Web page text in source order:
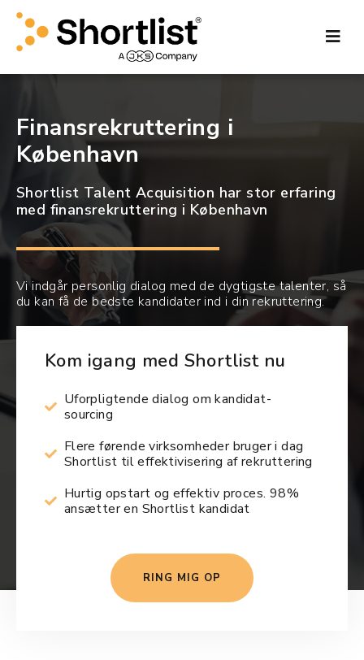
indholdet
Finansrekruttering i
København
Shortlist Talent Acquisition har stor erfaring
med finansrekruttering i København
Vi indgår personlig dialog med de dygtigste talenter, så
du kan få de bedste kandidater ind i din rekruttering.
Kom igang med Shortlist nu
Uforpligtende dialog om kandidat-
sourcing
Flere førende virksomheder bruger i dag
Shortlist til effektivisering af rekruttering
Hurtig opstart og effektiv proces. 98%
ansætter en Shortlist kandidat
RING MIG OP